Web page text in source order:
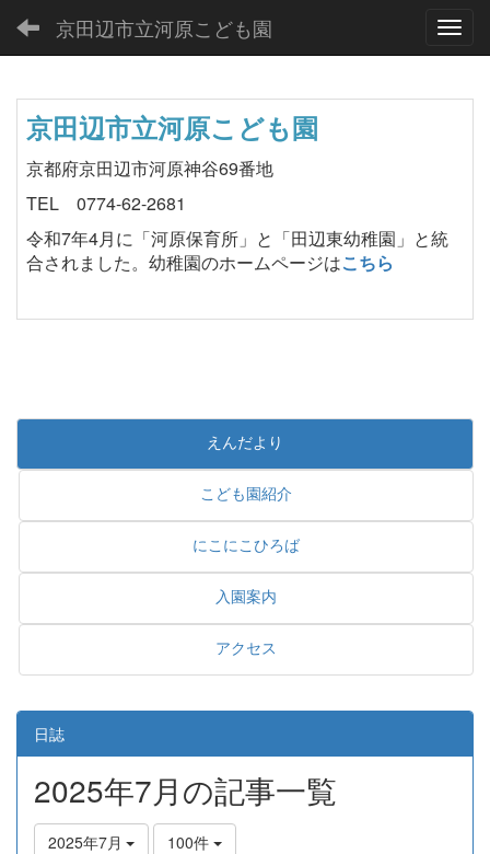
京田辺市立河原こども園
京田辺市立河原こども園
京都府京田辺市河原神谷69番地
TEL 0774-62-2681
令和7年4月に「河原保育所」と「田辺東幼稚園」と統
合されました。幼稚園のホームページはこちら
えんだより
こども園紹介
にこにこひろば
入園案内
アクセス
日誌
2025年7月の記事一覧
2025年7月 100件